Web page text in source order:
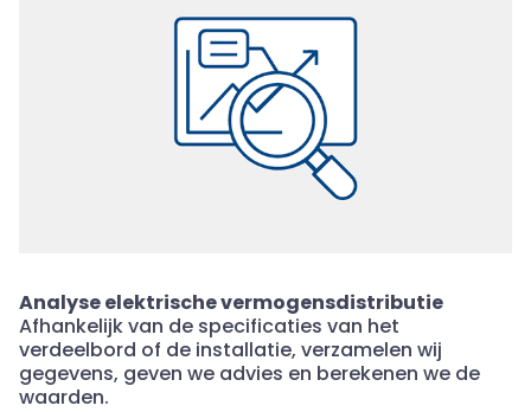
Analyse elektrische vermogensdistributie
Afhankelijk van de specificaties van het
verdeelbord of de installatie, verzamelen wij
gegevens, geven we advies en berekenen we de
waarden.